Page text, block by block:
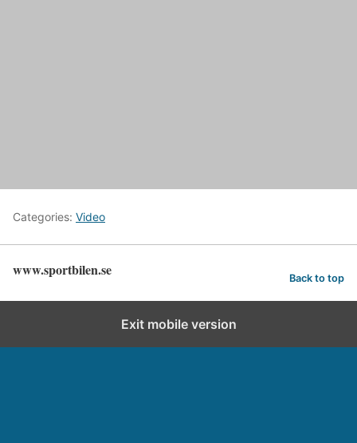
Categories: Video
www.sportbilen.se Back to top
Exit mobile version